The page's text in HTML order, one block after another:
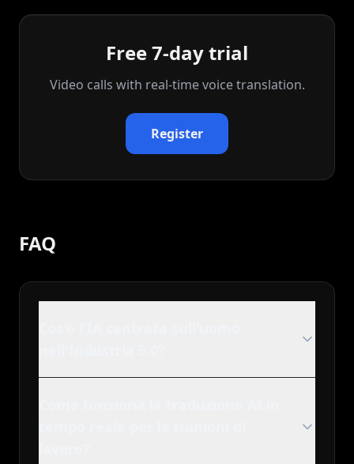
Free 7-day trial
Video calls with real‑time voice translation.
Register
FAQ